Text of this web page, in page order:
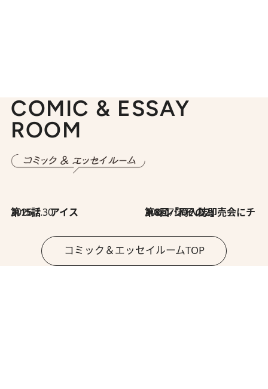
COMIC & ESSAY
ROOM
2026.7.30
第15話 アイス 2026.7.30
第8回「同人誌即売会にチャレンジ その2」
コミック＆エッセイルームTOP